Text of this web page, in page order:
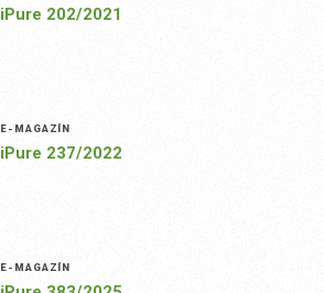
iPure 202/2021
E-MAGAZÍN
iPure 237/2022
E-MAGAZÍN